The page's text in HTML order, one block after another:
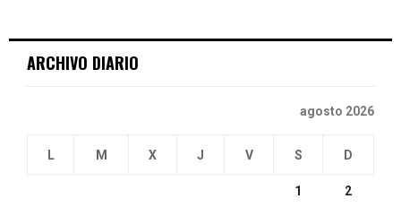
ARCHIVO DIARIO
agosto 2026
L M X J V S D
1 2